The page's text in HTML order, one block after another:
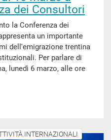
dei Consultori
la Conferenza dei
un importante
dell'emigrazione trentina
Per parlare di
lunedì 6 marzo, alle ore
INTERNAZIONALI